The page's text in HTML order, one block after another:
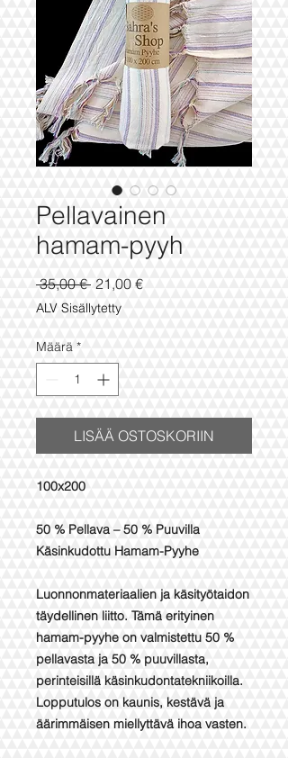
Pellavainen
hamam-pyyh
35,00 € Normaali
hinta
21,00 €Alehinta
ALV Sisällytetty
Määrä *
LISÄÄ OSTOSKORIIN
100x200
50 % Pellava – 50 % Puuvilla
Käsinkudottu Hamam-Pyyhe
Luonnonmateriaalien ja käsityötaidon
täydellinen liitto. Tämä erityinen
hamam-pyyhe on valmistettu 50 %
pellavasta ja 50 % puuvillasta,
perinteisillä käsinkudontatekniikoilla.
Lopputulos on kaunis, kestävä ja
äärimmäisen miellyttävä ihoa vasten.